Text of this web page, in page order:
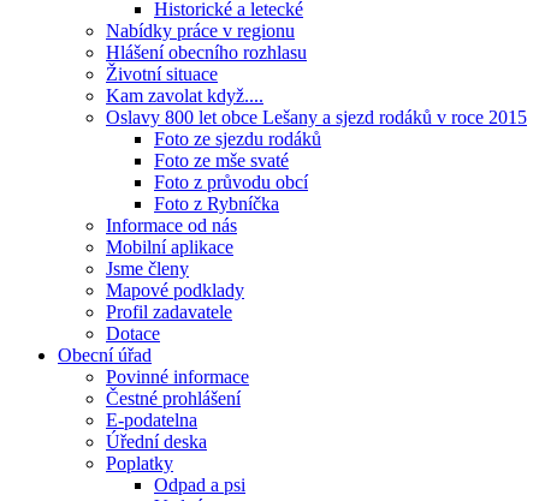
Historické a letecké
Nabídky práce v regionu
Hlášení obecního rozhlasu
Životní situace
Kam zavolat když....
Oslavy 800 let obce Lešany a sjezd rodáků v roce 2015
Foto ze sjezdu rodáků
Foto ze mše svaté
Foto z průvodu obcí
Foto z Rybníčka
Informace od nás
Mobilní aplikace
Jsme členy
Mapové podklady
Profil zadavatele
Dotace
Obecní úřad
Povinné informace
Čestné prohlášení
E-podatelna
Úřední deska
Poplatky
Odpad a psi